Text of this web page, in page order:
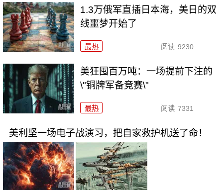
1.3万俄军直插日本海，美日的双
线噩梦开始了
最热 阅读 9230
美狂囤百万吨：一场提前下注的
\"铜牌军备竞赛\"
最热 阅读 7331
美利坚一场电子战演习，把自家救护机送了命！